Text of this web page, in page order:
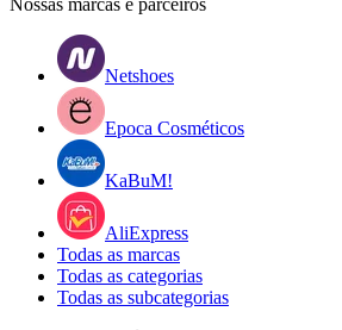
Netshoes
Epoca Cosméticos
KaBuM!
AliExpress
Todas as marcas
Todas as categorias
Todas as subcategorias